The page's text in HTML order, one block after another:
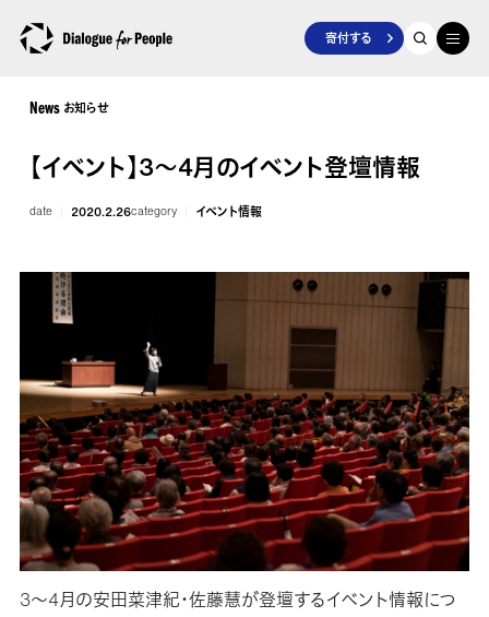
寄付する
News お知らせ
【イベント】3〜4月のイベント登壇情報
date 2020.2.26category イベント情報
3〜4月の安田菜津紀・佐藤慧が登壇するイベント情報につ